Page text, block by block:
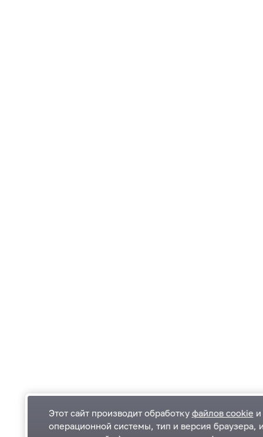
Этот сайт производит обработку файлов cookie
операционной системы, тип и версия браузера,